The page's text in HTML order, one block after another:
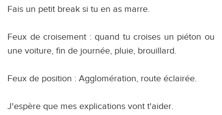
Fais un petit break si tu en as marre.
Feux de croisement : quand tu croises un piéton ou
une voiture, fin de journée, pluie, brouillard.
Feux de position : Agglomération, route éclairée.
J'espère que mes explications vont t'aider.